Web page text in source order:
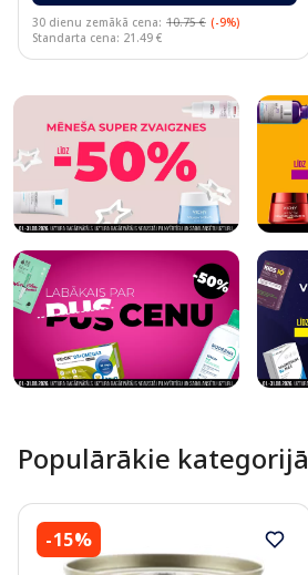
30 dienu zemākā cena: 10.75 € (-9%)
Standarta cena: 21.49 €
Populārākie kategorijā
-15%